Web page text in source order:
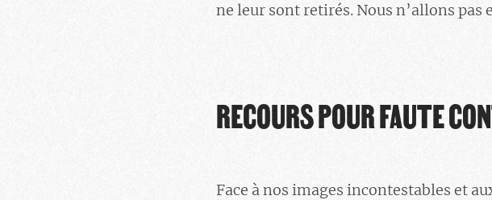
ne leur sont retirés. Nous n’allons pas
RECOURS POUR FAUTE
Face à nos images incontestables et